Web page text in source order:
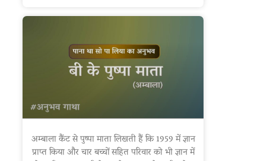
अम्बाला कैंट से पुष्पा माता लिखती हैं कि 1959 में ज्ञान
प्राप्त किया और चार बच्चों सहित परिवार को भी ज्ञान में